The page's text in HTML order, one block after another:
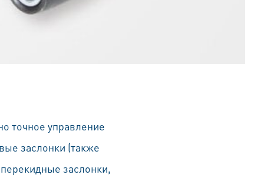
точное управление
заслонки (также
заслонки,